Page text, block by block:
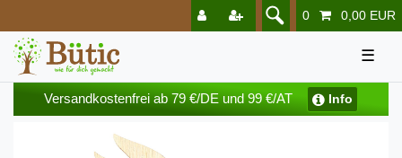
0 0,00 EUR
☰
Versandkostenfrei ab 79 €/DE und 99 €/AT Info